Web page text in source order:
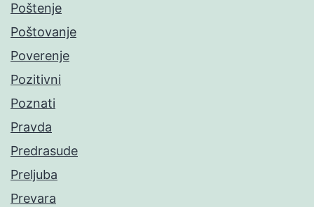
Poštenje
Poštovanje
Poverenje
Pozitivni
Poznati
Pravda
Predrasude
Preljuba
Prevara